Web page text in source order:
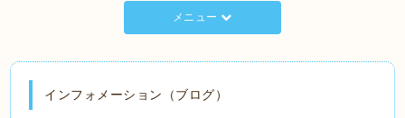
メニュー
インフォメーション（ブログ）